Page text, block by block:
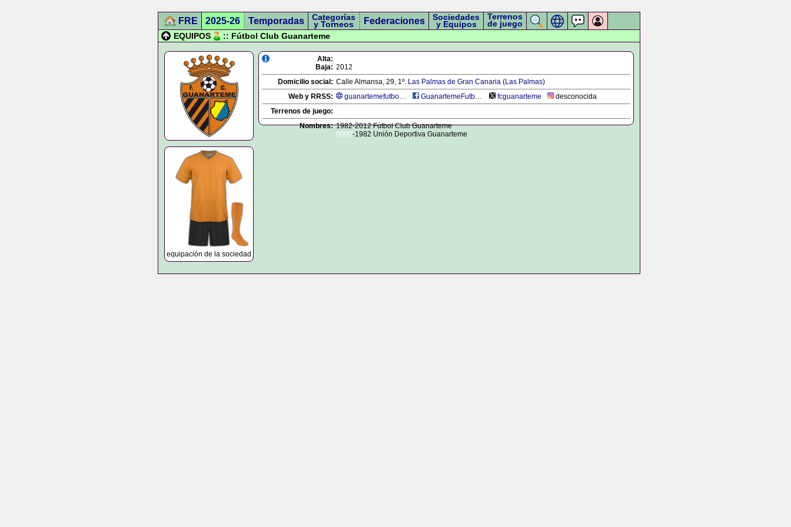
FRE 2025-26 Temporadas Categorías
y Torneos Federaciones Sociedades
y Equipos
Terrenos
de juego
EQUIPOS
:: Fútbol Club Guanarteme
equipación de la sociedad
Alta:
Baja: 2012
Domicilio social: Calle Almansa, 29, 1º. Las Palmas de Gran Canaria (Las Palmas)
Web y RRSS:
guanartemefutbolclub.jimdo.com GuanartemeFutbolClub fcguanarteme
desconocida
Terrenos de juego:
Nombres: 1982-2012 Fútbol Club Guanarteme
0000-1982 Unión Deportiva Guanarteme